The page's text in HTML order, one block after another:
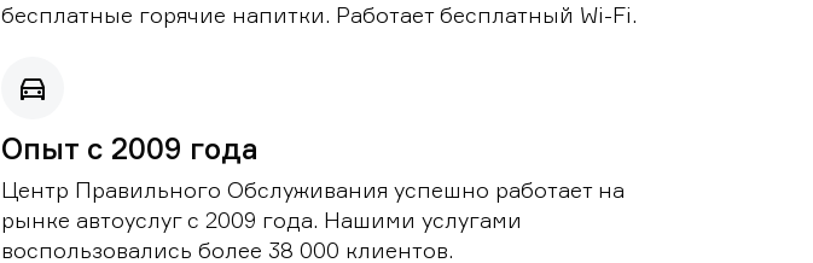
бесплатные горячие напитки. Работает бесплатный Wi-Fi.
Опыт с 2009 года
Центр Правильного Обслуживания успешно работает на
рынке автоуслуг с 2009 года. Нашими услугами
воспользовались более 38 000 клиентов.